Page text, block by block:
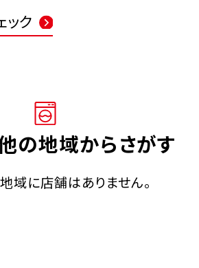
ク
の地域からさがす
域に店舗はありません。